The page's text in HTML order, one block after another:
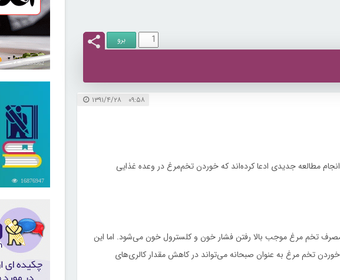
۰۹:۵۸ ۱۳۹۱/۴/۲۸
مطالعه جدیدی ادعا كرده‌اند كه خوردن تخم‌مرغ در وعده غذایی
تخم مرغ موجب بالا رفتن فشار خون و كلسترول خون می‌شود. اما این
خوردن تخم مرغ به عنوان صبحانه می‌تواند در كاهش مقدار كالری‌های
30255562
16876947